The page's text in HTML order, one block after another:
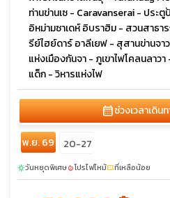
ท่านข่านเซ - Caravanserai - ประ
อิหม่ามซาเดห์ อิบราฮิม - สวนสาธ
รีย์ไฮย์ดาร์ อาลีเยฟ - สุสานข่านจ
แห่งเมืองกันจา - ภูเขาไฟโคลนลา
แด็ก - วิหารแห่งไฟ
calendar_monthช่วงเวลาเดิน
พ.ย. 69 20-27
sunnyวันหยุดพิเศษlocal_fire_departmentโปรไฟไหม้confirmation_numberที่เหลือน้อย